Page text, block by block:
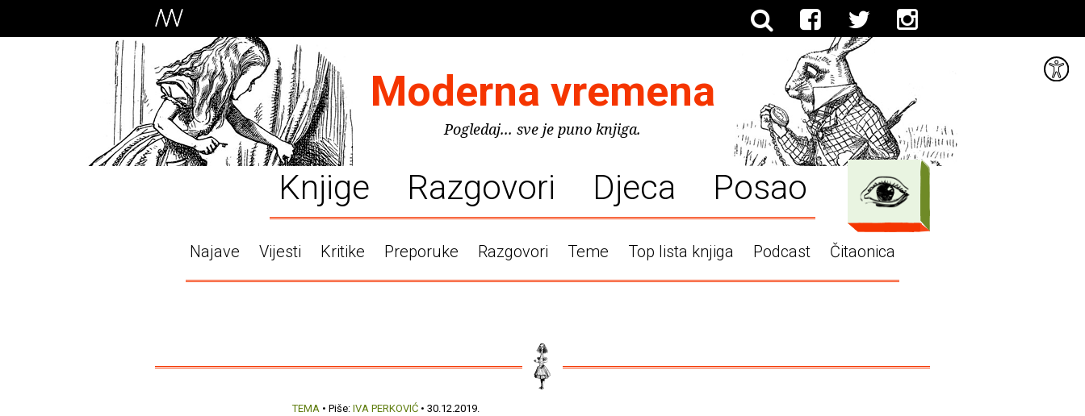
Moderna vremena
Pogledaj... sve je puno knjiga.
Knjige Razgovori Djeca Posao
Najave Vijesti Kritike Preporuke Razgovori Teme Top lista knjiga Podcast Čitaonica
TEMA • Piše: IVA PERKOVIĆ • 30.12.2019.